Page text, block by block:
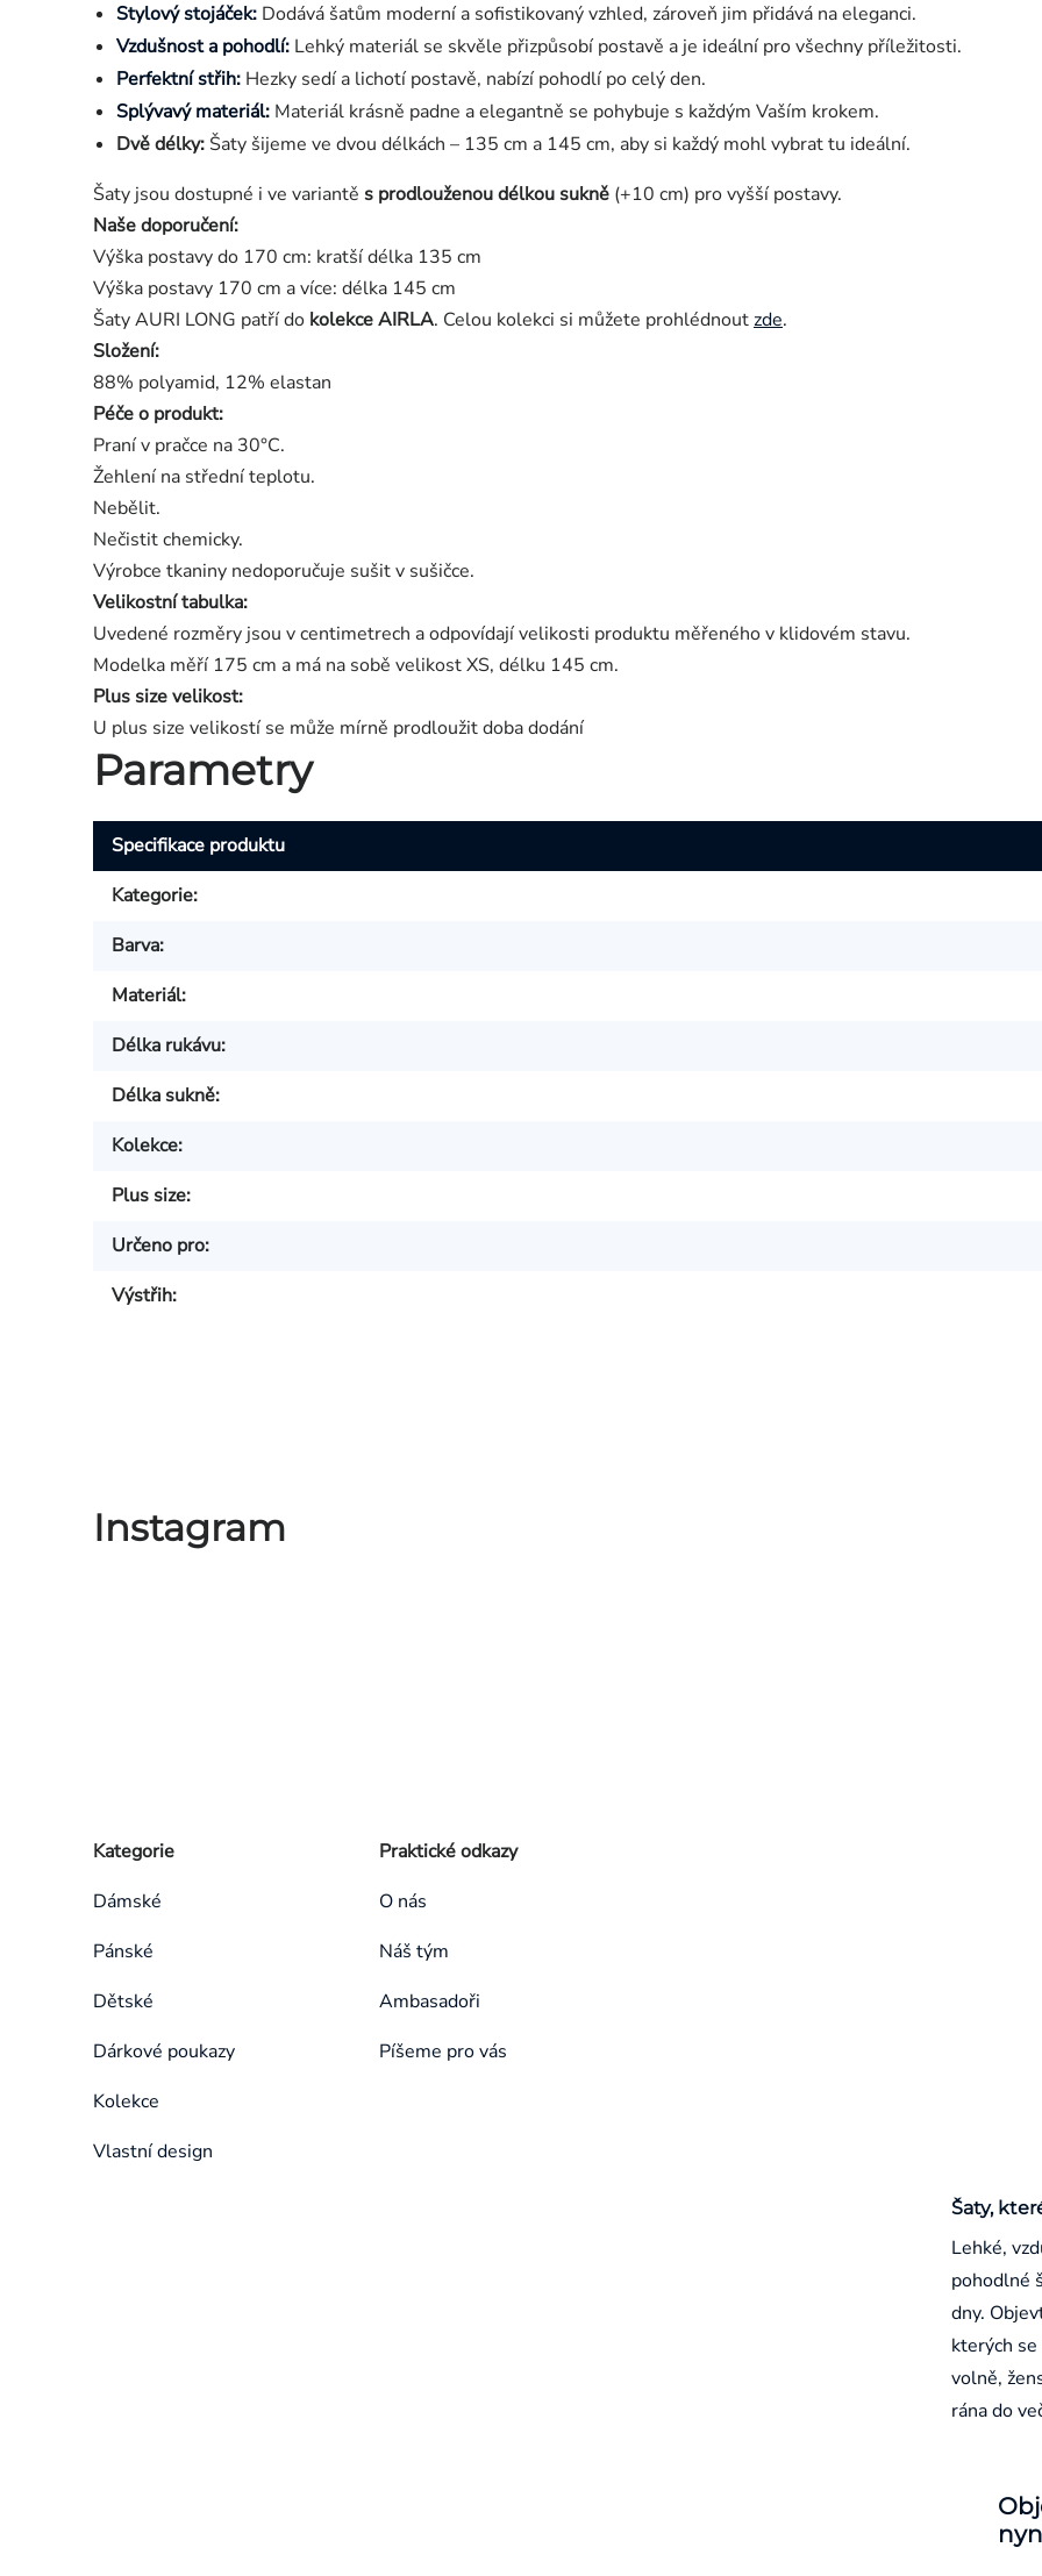
Stylový stojáček: Dodává šatům moderní a sofistikovaný vzhled, zároveň jim přidává na eleganci.
Vzdušnost a pohodlí: Lehký materiál se skvěle přizpůsobí postavě a je ideální pro všechny příležitosti.
Perfektní střih: Hezky sedí a lichotí postavě, nabízí pohodlí po celý den.
Splývavý materiál: Materiál krásně padne a elegantně se pohybuje s každým Vaším krokem.
Dvě délky: Šaty šijeme ve dvou délkách – 135 cm a 145 cm, aby si každý mohl vybrat tu ideální.
Šaty jsou dostupné i ve variantě s prodlouženou délkou sukně (+10 cm) pro vyšší postavy.
Naše doporučení:
Výška postavy do 170 cm: kratší délka 135 cm
Výška postavy 170 cm a více: délka 145 cm
Šaty AURI LONG patří do kolekce AIRLA. Celou kolekci si můžete prohlédnoutzde.
Složení:
88% polyamid, 12% elastan
Péče o produkt:
Praní v pračce na 30°C.
Žehlení na střední teplotu.
Nebělit.
Nečistit chemicky.
Výrobce tkaniny nedoporučuje sušit v sušičce.
Velikostní tabulka:
Uvedené rozměry jsou v centimetrech a odpovídají velikosti produktu měřeného v klidovém stavu.
Modelka měří 175 cm a má na sobě velikost XS, délku 145 cm.
Plus size velikost:
U plus size velikostí se může mírně prodloužit doba dodání
Parametry
Specifikace produktu
Kategorie:
Barva:
Materiál:
Délka rukávu:
Délka sukně:
Kolekce:
Plus size:
Určeno pro:
Výstřih:
Instagram
kategorie
Kategorie
Dámské
Pánské
Dětské
Dárkové poukazy
Kolekce
Vlastní design
Praktické odkazy
O nás
Náš tým
Ambasadoři
Píšeme pro vás
Šaty,
Lehké,
pohodlné
dny.
kterých
volně,
rána do